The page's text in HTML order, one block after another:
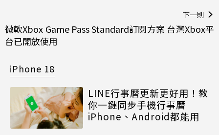
下一則
微軟Xbox Game Pass Standard訂閱方案 台灣Xbox平
台已開放使用
iPhone 18
LINE行事曆更新更好用！教
你一鍵同步手機行事曆
iPhone、Android都能用